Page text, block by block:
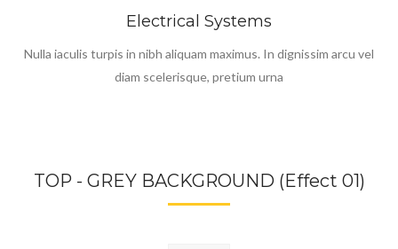
Electrical Systems
Nulla iaculis turpis in nibh aliquam maximus. In dignissim arcu vel
diam scelerisque, pretium urna
TOP - GREY BACKGROUND (Effect 01)